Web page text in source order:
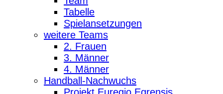
Tabelle
Spielansetzungen
weitere Teams
2. Frauen
3. Männer
4. Männer
Handball-Nachwuchs
Projekt Euregio Egrensis